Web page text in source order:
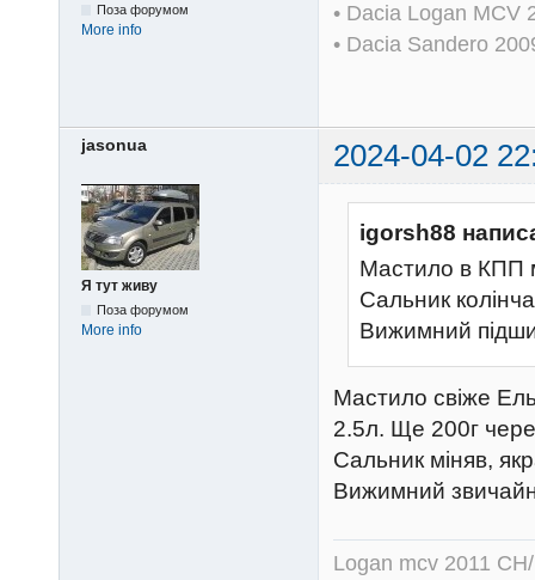
Поза форумом
More info
• Dacia Logan
• Dacia Sandero
jasonua 2024-04-02
Я тут живу
Поза форумом
More info
igorsh88
Мастило в КПП
Сальник
Вижимний
Мастило свіже
2.5л. Ще 200г
Сальник міняв,
Вижимний
Logan mcv 2011